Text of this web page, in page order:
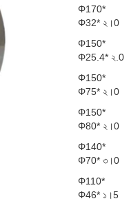
Φ170*
Φ32* ২।0
Φ150*
Φ25.4* ২.0
Φ150*
Φ75* ২।0
Φ150*
Φ80* ২।0
Φ140*
Φ70* ৩।0
Φ110*
Φ46* ১।5